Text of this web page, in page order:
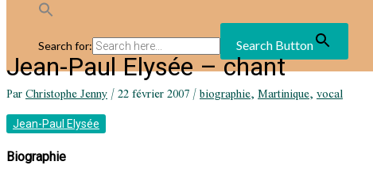
Search for: Search Button
Jean-Paul Elysée – chant
ParChristophe Jenny/22 février 2007/biographie,Martinique,vocal
Jean-Paul Elysée
Biographie